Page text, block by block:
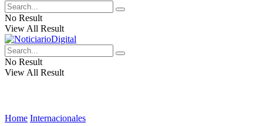
No Result
View All Result
No Result
View All Result
Home Internacionales